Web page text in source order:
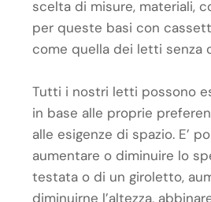
scelta di misure, materiali,
per queste basi con
come quella dei letti senza
Tutti i nostri letti possono
in base alle proprie
alle esigenze di spazio. E’
aumentare o diminuire lo
testata o di un giroletto,
diminuirne l’altezza,